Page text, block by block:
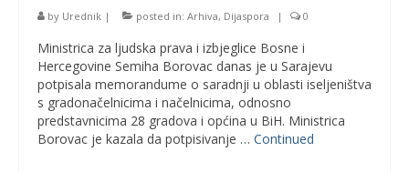
by Urednik | posted in: Arhiva, Dijaspora | 0
Ministrica za ljudska prava i izbjeglice Bosne i
Hercegovine Semiha Borovac danas je u Sarajevu
potpisala memorandume o saradnji u oblasti iseljeništva
s gradonačelnicima i načelnicima, odnosno
predstavnicima 28 gradova i općina u BiH. Ministrica
Borovac je kazala da potpisivanje … Continued